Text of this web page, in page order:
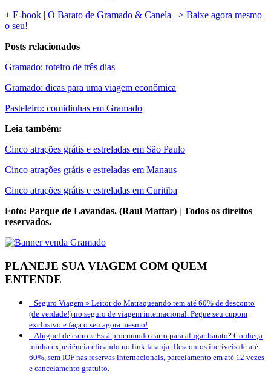
+ E-book | O Barato de Gramado & Canela –> Baixe agora mesmo
o seu!
Posts relacionados
Gramado: roteiro de três dias
Gramado: dicas para uma viagem econômica
Pasteleiro: comidinhas em Gramado
Leia também:
Cinco atrações grátis e estreladas em São Paulo
Cinco atrações grátis e estreladas em Manaus
Cinco atrações grátis e estreladas em Curitiba
Foto: Parque de Lavandas. (Raul Mattar) | Todos os direitos
reservados.
PLANEJE SUA VIAGEM COM QUEM
ENTENDE
Seguro Viagem » Leitor do Matraqueando tem até 60% de desconto
(de verdade!) no seguro de viagem internacional. Pegue seu cupom
exclusivo e faça o seu agora mesmo!
Aluguel de carro » Está procurando carro para alugar barato? Conheça
minha experiência clicando no link laranja. Descontos incríveis de até
60%, sem IOF nas reservas internacionais, parcelamento em até 12 vezes
e cancelamento gratuito.